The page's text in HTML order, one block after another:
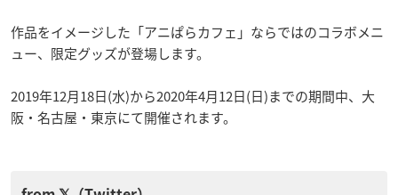
作品をイメージした「アニぱらカフェ」ならではのコラボメニ
ュー、限定グッズが登場します。
2019年12月18日(水)から2020年4月12日(日)までの期間中、大
阪・名古屋・東京にて開催されます。